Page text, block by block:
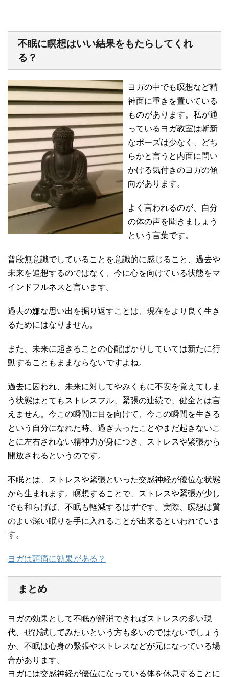
不眠に瞑想はいい結果をもたらしてくれ
る？
ヨガの中でも瞑想など精
神面に重きを置いている
ものがあります。私が通
っているヨガ教室は斬新
なポーズは少なく、どち
らかと言うと内面に問い
かける気付きのヨガの傾
向があります。
よく言われるのが、自分
の体の声を聞きましょう
という言葉です。
普段無意識でしていることを意識的に感じること、過去や
未来を追想するのではなく、今に心を向けている状態をマ
インドフルネスと言います。
過去の嫌な思い出を掘り返すことは、現在をより良く生き
るためにはなりません。
また、未来に起きることの心配ばかりしていては新たに行
動することもままならないですよね。
過去に囚われ、未来に対してやみくもに不安を覚えてしま
う状態はとてもストレスフル、緊張の連続で、健全とは言
えません。今この瞬間に目を向けて、今この瞬間を生きる
という自分になれた時、過ぎ去ったことやまだ起きないこ
とに左右されない精神力が身につき、ストレスや緊張から
開放されるというのです。
不眠とは、ストレスや緊張といった交感神経が優位な状態
から生まれます。瞑想することで、ストレスや緊張が少し
でも和らげば、不眠も軽減するはずです。実際、瞑想は質
のよい深い眠りを手に入れることが出来るといわれていま
す。
ヨガは頭痛に効果がある？
まとめ
ヨガの効果として不眠が解消できればストレスの多い現
代、ぜひ試してみたいという方も多いのではないでしょう
か。不眠は心身の緊張やストレスなどが元になっている場
合があります。
ヨガには交感神経が優位になっている体を休息することに